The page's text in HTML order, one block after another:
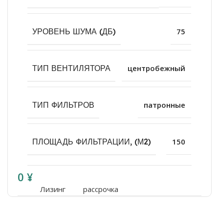
УРОВЕНЬ ШУМА (ДБ) 75
ТИП ВЕНТИЛЯТОРА центробежный
ТИП ФИЛЬТРОВ патронные
ПЛОЩАДЬ ФИЛЬТРАЦИИ, (М2) 150
0 ¥
Лизинг рассрочка